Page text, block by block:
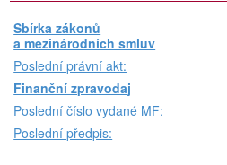
Sbírka zákonů
a mezinárodních smluv
Poslední právní akt:
Finanční zpravodaj
Poslední číslo vydané MF:
Poslední předpis: